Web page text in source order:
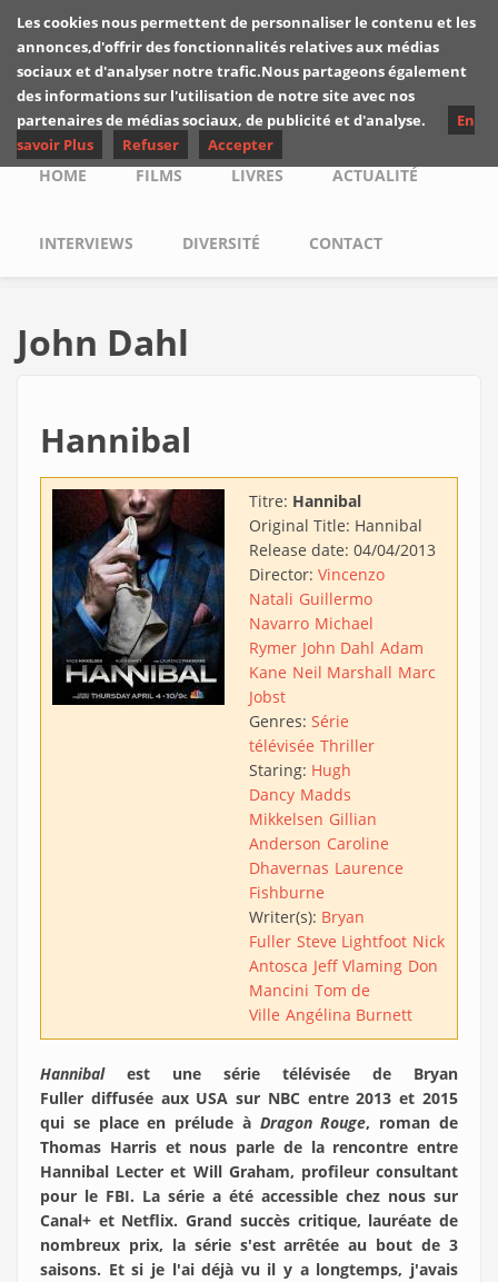
Skip to main content
Les critiques de
Yuyine
Main menu
HOME FILMS LIVRES ACTUALITÉ
INTERVIEWS DIVERSITÉ CONTACT
John Dahl
Hannibal
Titre: Hannibal
Original Title: Hannibal
Release date: 04/04/2013
Director: Vincenzo
Natali Guillermo
Navarro Michael
Rymer John Dahl Adam
Kane Neil Marshall Marc
Jobst
Genres: Série
télévisée Thriller
Staring: Hugh
Dancy Madds
Mikkelsen Gillian
Anderson Caroline
Dhavernas Laurence
Fishburne
Writer(s): Bryan
Fuller Steve Lightfoot Nick
Antosca Jeff Vlaming Don
Mancini Tom de
Ville Angélina Burnett
Hannibalest une série télévisée de Bryan
Fuller diffusée aux USA sur NBC entre 2013 et 2015
qui se place en prélude à Dragon Rouge, roman de
Thomas Harris et nous parle de la rencontre entre
Hannibal Lecter et Will Graham, profileur consultant
pour le FBI. La série a été accessible chez nous sur
Canal+ et Netflix. Grand succès critique, lauréate de
nombreux prix, la série s'est arrêtée au bout de 3
saisons. Et si je l'ai déjà vu il y a longtemps, j'avais
Les cookies nous permettent de personnaliser le contenu et les
annonces,d'offrir des fonctionnalités relatives aux médias
sociaux et d'analyser notre trafic.Nous partageons également
des informations sur l'utilisation de notre site avec nos
partenaires de médias sociaux, de publicité et d'analyse.
En
savoir Plus
Refuser Accepter